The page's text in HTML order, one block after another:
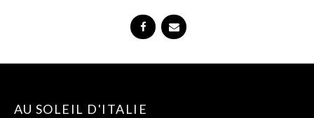
AU SOLEIL D'ITALIE